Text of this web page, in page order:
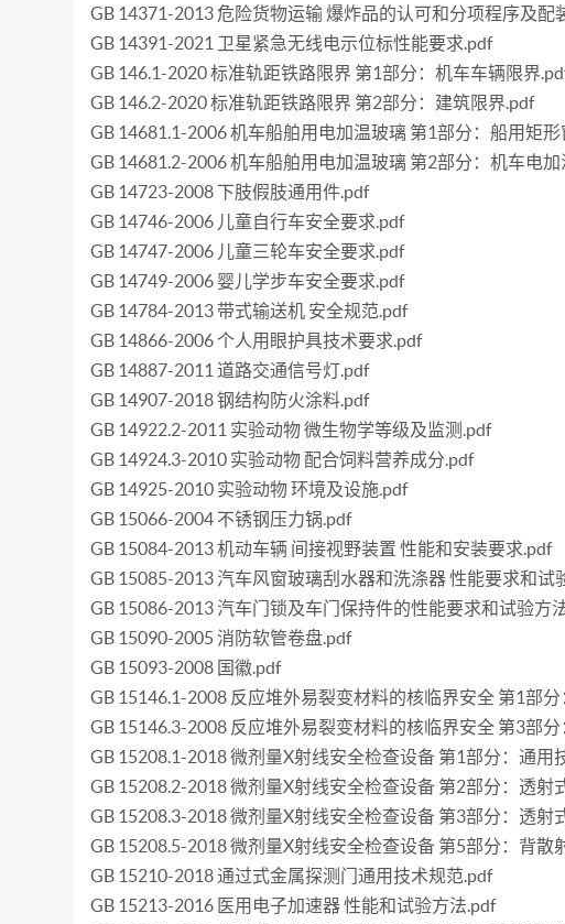
GB 14371-2013 危险货物运输 爆炸品的认可和分项程序及配
GB 14391-2021 卫星紧急无线电示位标性能要求.pdf
GB 146.1-2020 标准轨距铁路限界 第1部分：机车车辆限界
GB 146.2-2020 标准轨距铁路限界 第2部分：建筑限界.pdf
GB 14681.1-2006 机车船舶用电加温玻璃 第1部分：船用矩
GB 14681.2-2006 机车船舶用电加温玻璃 第2部分：机车电
GB 14723-2008 下肢假肢通用件.pdf
GB 14746-2006 儿童自行车安全要求.pdf
GB 14747-2006 儿童三轮车安全要求.pdf
GB 14749-2006 婴儿学步车安全要求.pdf
GB 14784-2013 带式输送机 安全规范.pdf
GB 14866-2006 个人用眼护具技术要求.pdf
GB 14887-2011 道路交通信号灯.pdf
GB 14907-2018 钢结构防火涂料.pdf
GB 14922.2-2011 实验动物 微生物学等级及监测.pdf
GB 14924.3-2010 实验动物 配合饲料营养成分.pdf
GB 14925-2010 实验动物 环境及设施.pdf
GB 15066-2004 不锈钢压力锅.pdf
GB 15084-2013 机动车辆 间接视野装置 性能和安装要求.pdf
GB 15085-2013 汽车风窗玻璃刮水器和洗涤器 性能要求和试
GB 15086-2013 汽车门锁及车门保持件的性能要求和试验方
GB 15090-2005 消防软管卷盘.pdf
GB 15093-2008 国徽.pdf
GB 15146.1-2008 反应堆外易裂变材料的核临界安全 第1部
GB 15146.3-2008 反应堆外易裂变材料的核临界安全 第3部
GB 15208.1-2018 微剂量X射线安全检查设备 第1部分：通用
GB 15208.2-2018 微剂量X射线安全检查设备 第2部分：透射
GB 15208.3-2018 微剂量X射线安全检查设备 第3部分：透射
GB 15208.5-2018 微剂量X射线安全检查设备 第5部分：背散
GB 15210-2018 通过式金属探测门通用技术规范.pdf
GB 15213-2016 医用电子加速器 性能和试验方法.pdf